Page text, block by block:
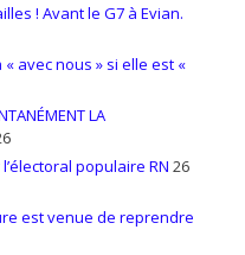
! Avant le G7 à Evian.
avec nous » si elle est «
LA
populaire RN 26
est venue de reprendre